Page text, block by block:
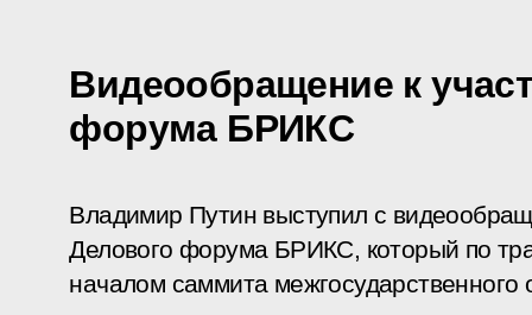
Видеообращение к
форума БРИКС
Владимир Путин выступил с
Делового форума БРИКС, который по
началом саммита межгосударственного